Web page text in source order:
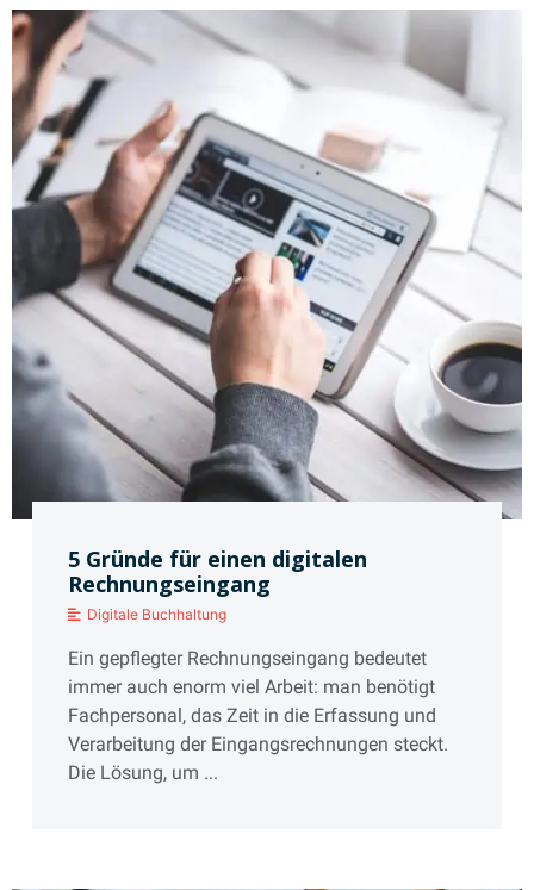
5 Gründe für einen digitalen
Rechnungseingang
Digitale Buchhaltung
Ein gepflegter Rechnungseingang bedeutet
immer auch enorm viel Arbeit: man benötigt
Fachpersonal, das Zeit in die Erfassung und
Verarbeitung der Eingangsrechnungen steckt.
Die Lösung, um ...